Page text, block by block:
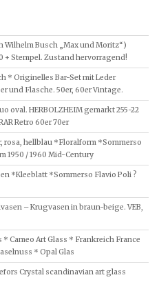
Wilhelm Busch „Max und Moritz“)
+ Stempel. Zustand hervorragend!
* Originelles Bar-Set mit Leder
und Flasche. 50er, 60er Vintage.
oval. HERBOLZHEIM gemarkt 255-22
Retro 60er 70er
rosa, hellblau *Floralform *Sommerso
1950 / 1960 Mid-Century
*Kleeblatt *Sommerso Flavio Poli ?
– Krugvasen in braun-beige. VEB,
Cameo Art Glass * Frankreich France
* Opal Glas
Crystal scandinavian art glass